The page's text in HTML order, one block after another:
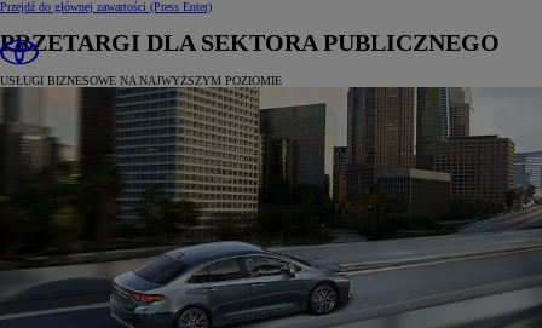
Przejdź do głównej zawartości (Press Enter)
PRZETARGI DLA SEKTORA PUBLICZNEGO
USŁUGI BIZNESOWE NA NAJWYŻSZYM POZIOMIE